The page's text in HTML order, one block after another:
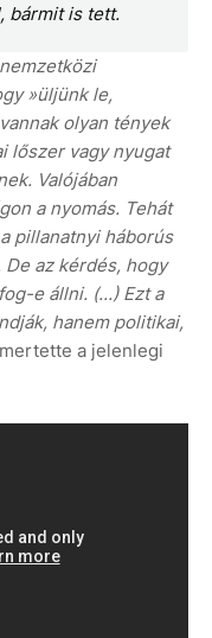
bármit is tett.
»üljünk le,
olyan tények
lőszer vagy nyugat
Valójában
a nyomás. Tehát
pillanatnyi háborús
az kérdés, hogy
e állni. (...) Ezt a
hanem politikai,
a jelenlegi